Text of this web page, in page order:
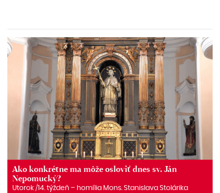
Ako konkrétne ma môže osloviť dnes sv. Ján
Nepomucký?
Utorok /14. týždeň – homília Mons. Stanislava Stolárika